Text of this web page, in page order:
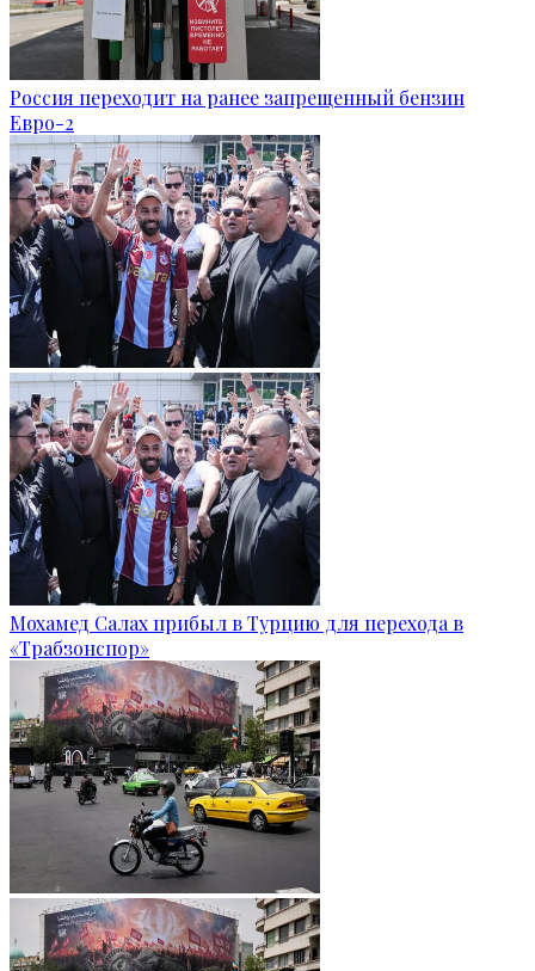
Россия переходит на ранее запрещенный бензин
Евро-2
Мохамед Салах прибыл в Турцию для перехода в
«Трабзонспор»